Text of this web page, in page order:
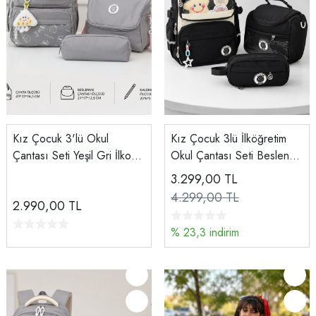
Kız Çocuk 3'lü Okul
Çantası Seti Yeşil Gri İlkokul
2.990,00 TL
Kız Çocuk 3lü İlköğretim
Okul Çantası Seti Beslenme
Çantalı
3.299,00 TL
4.299,00 TL
% 23,3 indirim